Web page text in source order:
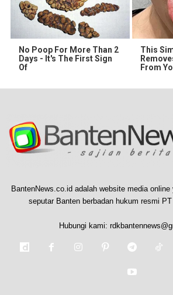
No Poop For More Than 2
Days - It's The First Sign
Of
This
From
BantenNews.co.id adalah website media
seputar Banten berbadan hukum resmi
Hubungi kami: